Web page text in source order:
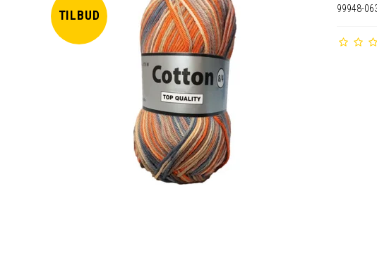
TILBUD
99948-